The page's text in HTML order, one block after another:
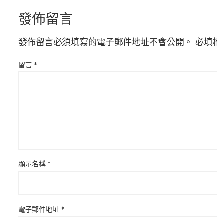
發佈留言
發佈留言必須填寫的電子郵件地址不會公開。 必填
留言 *
顯示名稱 *
電子郵件地址 *